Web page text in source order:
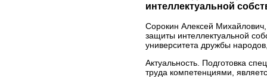
интеллектуальной
Сорокин Алексей
защиты интеллектуальной
университета дружбы
Актуальность. Подготовка
труда компетенциями,